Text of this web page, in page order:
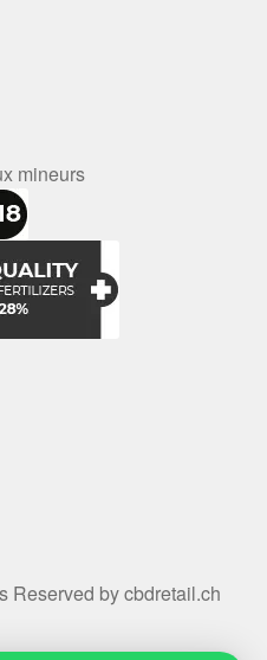
mineurs
Reserved by cbdretail.ch